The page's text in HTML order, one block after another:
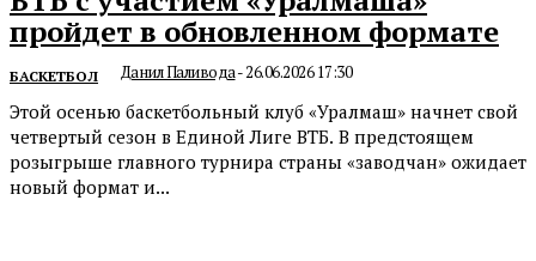
пройдет в обновленном формате
БАСКЕТБОЛ Данил Паливода-26.06.2026 17:30
Этой осенью баскетбольный клуб «Уралмаш» начнет свой
четвертый сезон в Единой Лиге ВТБ. В предстоящем
розыгрыше главного турнира страны «заводчан» ожидает
новый формат и...